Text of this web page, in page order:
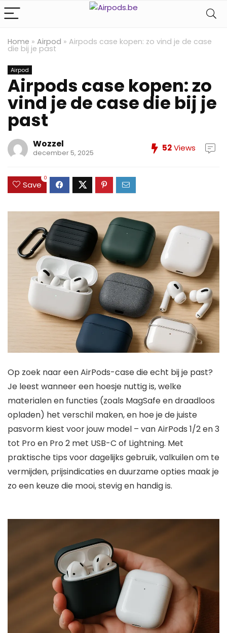
Home » Airpod » Airpods case kopen: zo vind je de case
die bij je past
Airpod
Airpods case kopen: zo
vind je de case die bij je
past
Wozzel
december 5, 2025 52Views
Save
0
Op zoek naar een AirPods-case die echt bij je past?
Je leest wanneer een hoesje nuttig is, welke
materialen en functies (zoals MagSafe en draadloos
opladen) het verschil maken, en hoe je de juiste
pasvorm kiest voor jouw model – van AirPods 1/2 en 3
tot Pro en Pro 2 met USB-C of Lightning. Met
praktische tips voor dagelijks gebruik, valkuilen om te
vermijden, prijsindicaties en duurzame opties maak je
zo een keuze die mooi, stevig en handig is.